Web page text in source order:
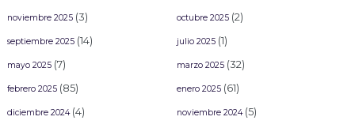
noviembre 2025(3) octubre 2025(2)
septiembre 2025(14) julio 2025(1)
mayo 2025(7) marzo 2025(32)
febrero 2025(85) enero 2025(61)
diciembre 2024(4) noviembre 2024(5)